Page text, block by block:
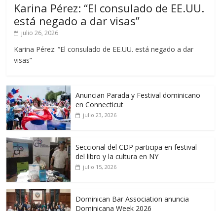
Karina Pérez: “El consulado de EE.UU.
está negado a dar visas”
julio 26, 2026
Karina Pérez: “El consulado de EE.UU. está negado a dar
visas”
Anuncian Parada y Festival dominicano
en Connecticut
julio 23, 2026
Seccional del CDP participa en festival
del libro y la cultura en NY
julio 15, 2026
Dominican Bar Association anuncia
Dominicana Week 2026